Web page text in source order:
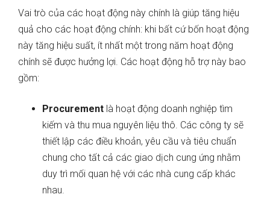
Vai trò của các hoạt động này chính là giúp tăng hiệu
quả cho các hoạt động chính: khi bất cứ bốn hoạt động
này tăng hiệu suất, ít nhất một trong năm hoạt động
chính sẽ được hưởng lợi. Các hoạt động hỗ trợ này bao
gồm:
Procurement là hoạt động doanh nghiệp tìm
kiếm và thu mua nguyên liệu thô. Các công ty sẽ
thiết lập các điều khoản, yêu cầu và tiêu chuẩn
chung cho tất cả các giao dịch cung ứng nhằm
duy trì mối quan hệ với các nhà cung cấp khác
nhau.